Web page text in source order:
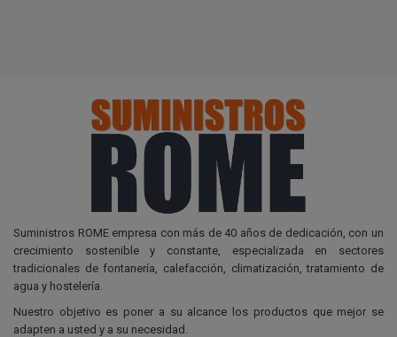
Suministros ROME empresa con más de 40 años de dedicación, con un
crecimiento sostenible y constante, especializada en sectores
tradicionales de fontanería, calefacción, climatización, tratamiento de
agua y hostelería.
Nuestro objetivo es poner a su alcance los productos que mejor se
adapten a usted y a su necesidad.